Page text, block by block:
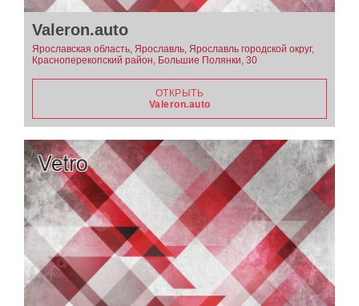
Valeron.auto
Ярославская область, Ярославль, Ярославль городской округ,
Красноперекопский район, Большие Полянки, 30
ОТКРЫТЬ
Valeron.auto